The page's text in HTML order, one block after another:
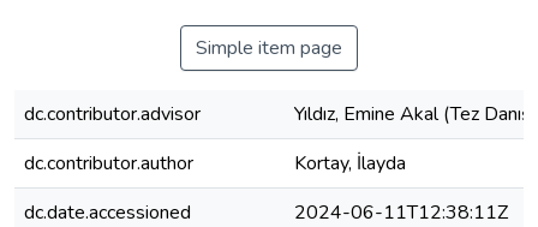
Simple item page
dc.contributor.advisor
Yıldız, Emine Akal (Tez
dc.contributor.author
Kortay, İlayda
dc.date.accessioned
2024-06-11T12:38:11Z